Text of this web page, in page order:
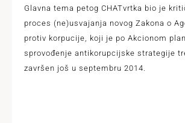
Glavna tema petog CHATvrtka bio je
proces (ne)usvajanja novog Zakona o
protiv korpucije, koji je po Akcionom
sprovođenje antikorupcijske strategije
završen još u septembru 2014.